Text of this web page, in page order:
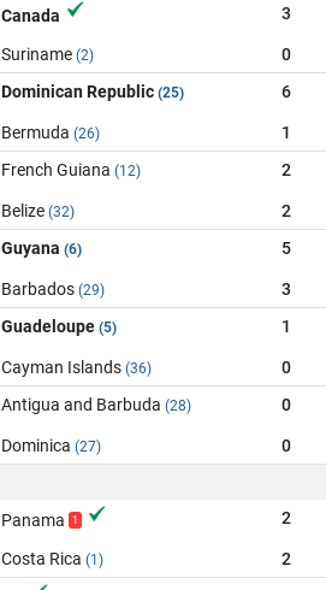
Canada 3
Suriname (2) 0
Dominican Republic (25) 6
Bermuda (26) 1
French Guiana (12) 2
Belize (32) 2
Guyana (6) 5
Barbados (29) 3
Guadeloupe (5) 1
Cayman Islands (36) 0
Antigua and Barbuda (28) 0
Dominica (27) 0
Panama 1 2
Costa Rica (1) 2